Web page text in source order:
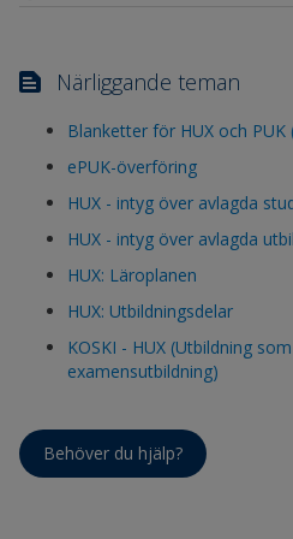
Närliggande teman
Blanketter för HUX och
ePUK-överföring
HUX - intyg över avlagda
HUX - intyg över avlagda
HUX: Läroplanen
HUX: Utbildningsdelar
KOSKI - HUX (Utbildning
examensutbildning)
Behöver du hjälp?